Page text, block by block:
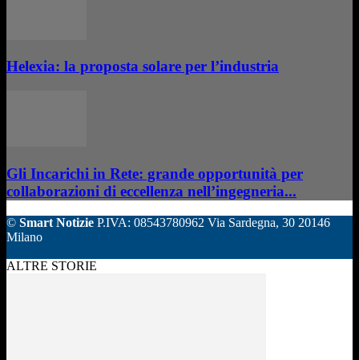
Helexia: la proposta solare per l’industria
Gli Incarichi in Rete: grande opportunità per
collaborazioni di eccellenza nell’ingegneria...
© Smart Notizie P.IVA: 08543780962 Via Sardegna, 30 20146
Milano
ALTRE STORIE